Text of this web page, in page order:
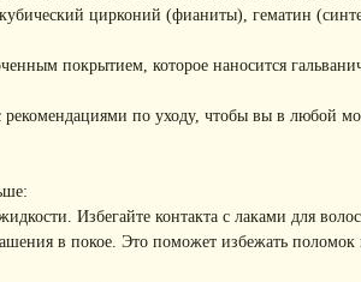
цирконий (фианиты), гематин
покрытием, которое наносится
по уходу, чтобы вы в любой
Избегайте контакта с лаками для
в покое. Это поможет избежать